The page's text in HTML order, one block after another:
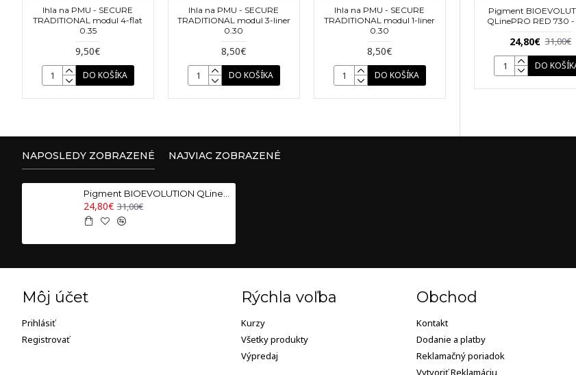
Ihla na PMU - SECURE
TRADITIONAL modul 4-flat
0.35
9,50€
DO KOŠÍKA
Ihla na PMU - SECURE
TRADITIONAL modul 3-liner
0.30
8,50€
DO KOŠÍKA
Ihla na PMU - SECURE
TRADITIONAL modul 1-liner
0.30
8,50€
DO KOŠÍKA
Pigment
QLinePRO RED 730 -
24,80€ 31,00€
DO
NAPOSLEDY ZOBRAZENÉ NAJVIAC ZOBRAZENÉ
Pigment BIOEVOLUTION QLinePRO RED 741 - 5 ml
24,80€ 31,00€
Môj účet
Prihlásiť
Registrovať
Rýchla voľba
Kurzy
Všetky produkty
Výpredaj
Obchod
Kontakt
Dodanie a platby
Reklamačný poriadok
Vytvoriť Reklamáciu